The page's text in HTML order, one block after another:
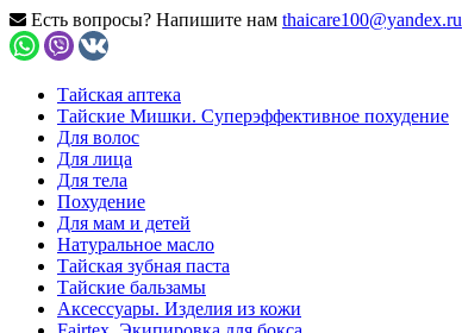
Есть вопросы? Напишите нам thaicare100@yandex.ru
Тайская аптека
Тайские Мишки. Суперэффективное похудение
Для волос
Для лица
Для тела
Похудение
Для мам и детей
Натуральное масло
Тайская зубная паста
Тайские бальзамы
Аксессуары. Изделия из кожи